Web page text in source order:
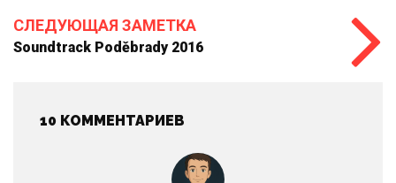
СЛЕДУЮЩАЯ ЗАМЕТКА
Soundtrack Poděbrady 2016
10 КОММЕНТАРИЕВ